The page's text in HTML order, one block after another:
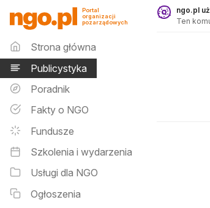
Publicystyka - ngo.pl
Portal
organizacji
pozarządowych
Menu główne
Strona główna
Publicystyka
Poradnik
Fakty o NGO
Fundusze
Szkolenia i wydarzenia
Usługi dla NGO
Ogłoszenia
ngo.pl
Ten